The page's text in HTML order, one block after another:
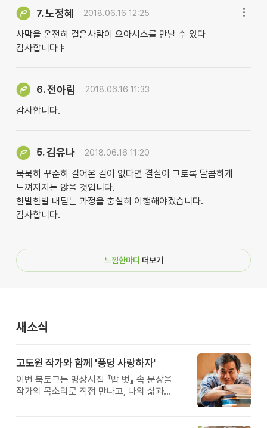
7.노정혜 2018.06.16 12:25
사막을 온전히 걸은사람이 오아시스를 만날 수 있다
감사합니다ㅑ
6.전아림 2018.06.16 11:33
감사합니다.
5.김유나 2018.06.16 11:20
묵묵히 꾸준히 걸어온 길이 없다면 결실이 그토록 달콤하게
느껴지지는 않을 것입니다.
한발한발 내딛는 과정을 충실히 이행해야겠습니다.
감사합니다.
느낌한마디 더보기
새소식
고도원 작가와 함께 '풍덩 사랑하자'
이번 북토크는 명상시집 『밥 벗』 속 문장을
작가의 목소리로 직접 만나고, 나의 삶과